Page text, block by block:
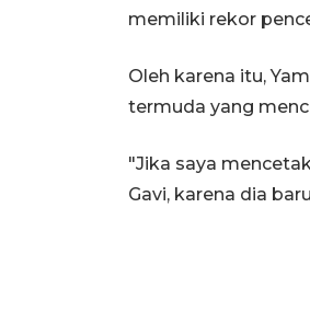
memiliki rekor
Oleh karena itu,
termuda yang
"Jika saya
Gavi, karena dia